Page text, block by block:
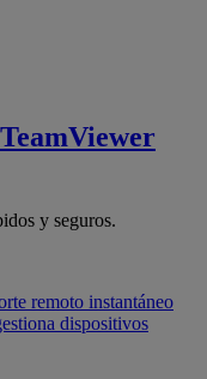
TeamViewer
y seguros.
remoto instantáneo
dispositivos